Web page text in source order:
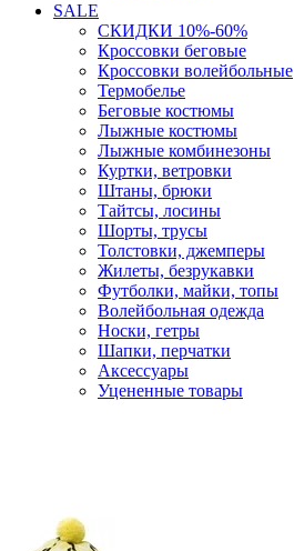
SALE
СКИДКИ 10%-60%
Кроссовки беговые
Кроссовки волейбольные
Термобелье
Беговые костюмы
Лыжные костюмы
Лыжные комбинезоны
Куртки, ветровки
Штаны, брюки
Тайтсы, лосины
Шорты, трусы
Толстовки, джемперы
Жилеты, безрукавки
Футболки, майки, топы
Волейбольная одежда
Носки, гетры
Шапки, перчатки
Аксессуары
Уцененные товары